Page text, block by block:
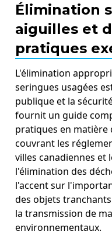
Élimination
aiguilles et
pratiques
L'élimination
seringues usagées
publique et la
fournit un guide
pratiques en matière
couvrant les
villes canadiennes et
l'élimination des
l'accent sur
des objets
la transmission de
environnementaux.